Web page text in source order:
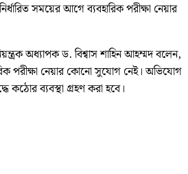
সময়ের আগে ব্যবহারিক পরীক্ষা নেয়ার
অধ্যাপক ড. বিশ্বাস শাহিন আহম্মদ বলেন,
পরীক্ষা নেয়ার কোনো সুযোগ নেই। অভিযোগ
কঠোর ব্যবস্থা গ্রহণ করা হবে।